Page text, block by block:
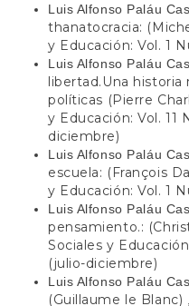
Luis Alfonso Paláu
thanatocracia:
y Educación: Vol. 1
Luis Alfonso Paláu
libertad.Una
políticas (Pierre
y Educación: Vol. 11
diciembre)
Luis Alfonso Paláu
escuela: (François
y Educación: Vol. 1
Luis Alfonso Paláu
pensamiento.:
Sociales y
(julio-diciembre)
Luis Alfonso Paláu
(Guillaume le Blanc) ,